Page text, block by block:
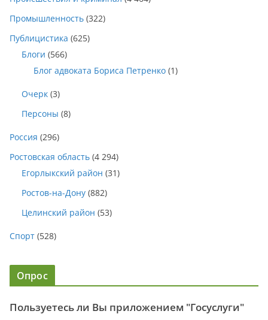
Промышленность (322)
Публицистика (625)
Блоги (566)
Блог адвоката Бориса Петренко (1)
Очерк (3)
Персоны (8)
Россия (296)
Ростовская область (4 294)
Егорлыкский район (31)
Ростов-на-Дону (882)
Целинский район (53)
Спорт (528)
Опрос
Пользуетесь ли Вы приложением "Госуслуги"